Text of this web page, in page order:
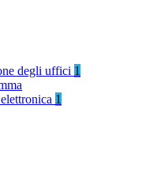
degli uffici 1
1